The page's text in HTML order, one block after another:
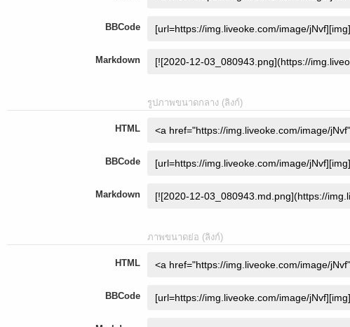
BBCode
Markdown
รูปภาพขนาดกลาง (ลิงก์)
HTML
BBCode
Markdown
ภาพขนาดย่อ (ลิงก์)
HTML
BBCode